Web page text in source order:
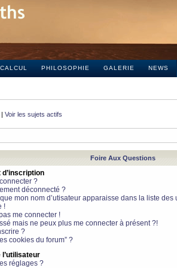
CALCUL PHILOSOPHIE GALERIE NEWS
| Voir les sujets actifs
Foire Aux Questions
?
déconnecté ?
mon nom d’utisateur apparaisse dans la liste des
!
me connecter !
mais ne peux plus me connecter à présent ?!
?
cookies du forum” ?
réglages ?